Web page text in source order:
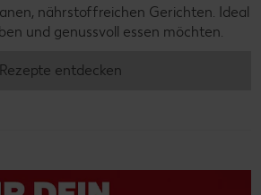
nährstoffreichen Gerichten. Ideal
und genussvoll essen möchten.
Rezepte entdecken